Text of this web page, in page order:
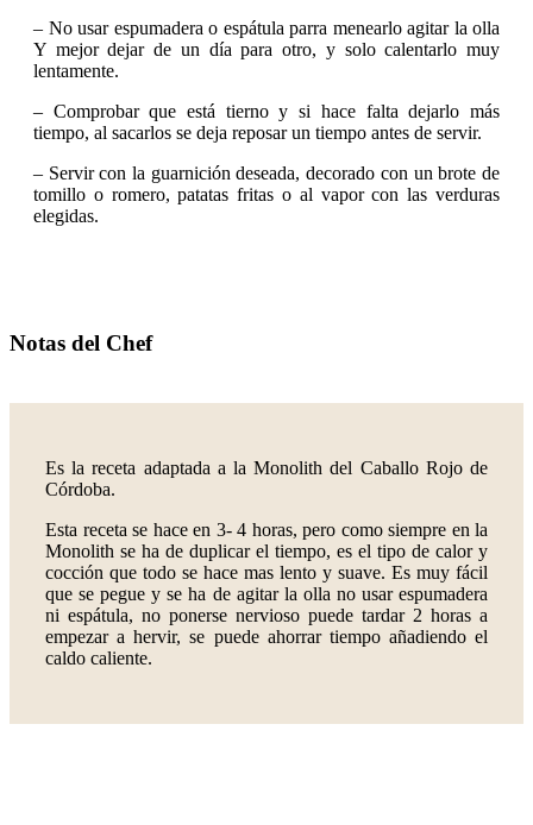
– No usar espumadera o espátula parra menearlo agitar la olla
Y mejor dejar de un día para otro, y solo calentarlo muy
lentamente.
– Comprobar que está tierno y si hace falta dejarlo más
tiempo, al sacarlos se deja reposar un tiempo antes de servir.
– Servir con la guarnición deseada, decorado con un brote de
tomillo o romero, patatas fritas o al vapor con las verduras
elegidas.
Notas del Chef
Es la receta adaptada a la Monolith del Caballo Rojo de
Córdoba.
Esta receta se hace en 3- 4 horas, pero como siempre en la
Monolith se ha de duplicar el tiempo, es el tipo de calor y
cocción que todo se hace mas lento y suave. Es muy fácil
que se pegue y se ha de agitar la olla no usar espumadera
ni espátula, no ponerse nervioso puede tardar 2 horas a
empezar a hervir, se puede ahorrar tiempo añadiendo el
caldo caliente.